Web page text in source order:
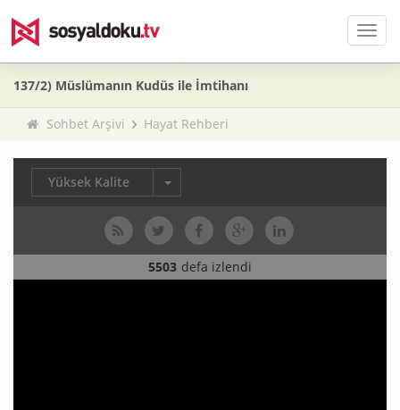
Menü
137/2) Müslümanın Kudüs ile İmtihanı
Sohbet Arşivi Hayat Rehberi
Yüksek Kalite
5503 defa izlendi